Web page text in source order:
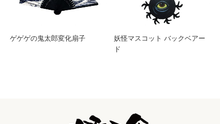
ゲゲゲの鬼太郎変化扇子
妖怪マスコット バックベアー
ド